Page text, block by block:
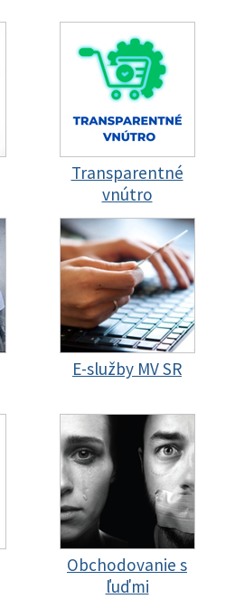
Transparentné
vnútro
E-služby MV SR
Obchodovanie s
ľuďmi